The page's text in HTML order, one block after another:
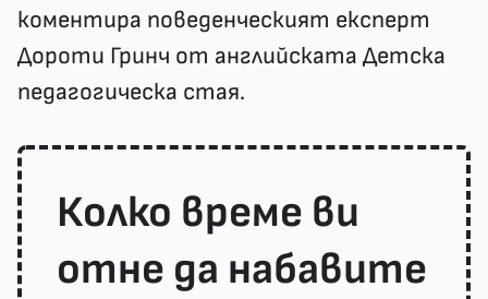
коментира поведенческият експерт
Дороти Гринч от английската Детска
педагогическа стая.
Колко време ви
отне да набавите